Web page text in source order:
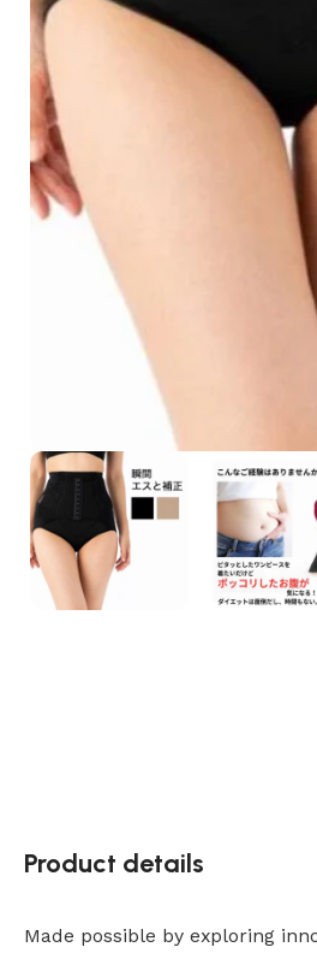
Product details
Made possible by exploring